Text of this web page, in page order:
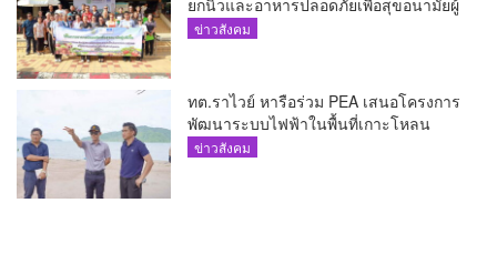
ยกนิ้วและอาหารปลอดภัยเพื่อสุขอนามัยผู้
บริโภค
ข่าวสังคม
ทต.ราไวย์ หารือร่วม PEA เสนอโครงการ
พัฒนาระบบไฟฟ้าในพื้นที่เกาะโหลน
ข่าวสังคม